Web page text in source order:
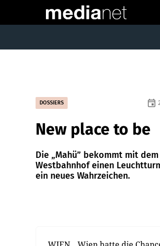
DOSSIERS event
New place to be
Die „Mahü” bekommt mit
Westbahnhof einen
ein neues Wahrzeichen.